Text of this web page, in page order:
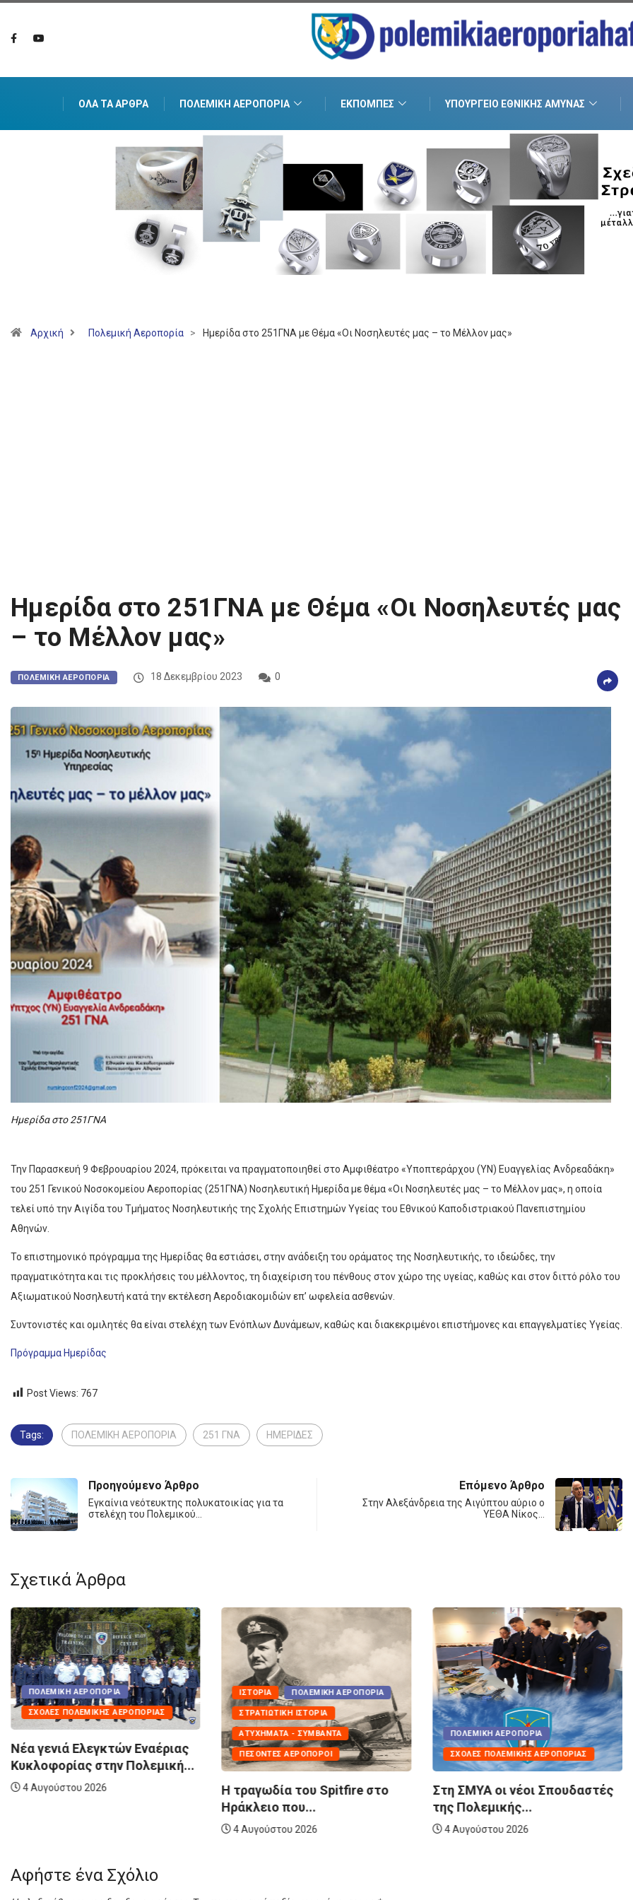
ΌΛΑ ΤΑ ΆΡΘΡΑ ΠΟΛΕΜΙΚΉ ΑΕΡΟΠΟΡΊΑ ΕΚΠΟΜΠΈΣ ΥΠΟΥΡΓΕΊΟ ΕΘΝΙΚΉΣ ΆΜΥΝΑΣ
Αρχική Πολεμική Αεροπορία > Ημερίδα στο 251ΓΝΑ με Θέμα «Οι Νοσηλευτές μας – το Μέλλον μας»
Ημερίδα στο 251ΓΝΑ με Θέμα «Οι Νοσηλευτές μας
– το Μέλλον μας»
ΠΟΛΕΜΙΚΉ ΑΕΡΟΠΟΡΊΑ 18 Δεκεμβρίου 2023 0
Ημερίδα στο 251ΓΝΑ
Την Παρασκευή 9 Φεβρουαρίου 2024, πρόκειται να πραγματοποιηθεί στο Αμφιθέατρο «Υποπτεράρχου (ΥΝ) Ευαγγελίας Ανδρεαδάκη»
του 251 Γενικού Νοσοκομείου Αεροπορίας (251ΓΝΑ) Νοσηλευτική Ημερίδα με θέμα «Οι Νοσηλευτές μας – το Μέλλον μας», η οποία
τελεί υπό την Αιγίδα του Τμήματος Νοσηλευτικής της Σχολής Επιστημών Υγείας του Εθνικού Καποδιστριακού Πανεπιστημίου
Αθηνών.
Το επιστημονικό πρόγραμμα της Ημερίδας θα εστιάσει, στην ανάδειξη του οράματος της Νοσηλευτικής, το ιδεώδες, την
πραγματικότητα και τις προκλήσεις του μέλλοντος, τη διαχείριση του πένθους στον χώρο της υγείας, καθώς και στον διττό ρόλο του
Αξιωματικού Νοσηλευτή κατά την εκτέλεση Αεροδιακομιδών επ’ ωφελεία ασθενών.
Συντονιστές και ομιλητές θα είναι στελέχη των Ενόπλων Δυνάμεων, καθώς και διακεκριμένοι επιστήμονες και επαγγελματίες Υγείας.
Πρόγραμμα Ημερίδας
Post Views: 767
Tags: ΠΟΛΕΜΙΚΗ ΑΕΡΟΠΟΡΙΑ 251 ΓΝΑ ΗΜΕΡΙΔΕΣ
Προηγούμενο Άρθρο
Εγκαίνια νεότευκτης πολυκατοικίας για τα
στελέχη του Πολεμικού…
Επόμενο Άρθρο
Στην Αλεξάνδρεια της Αιγύπτου αύριο ο
ΥΕΘΑ Νίκος…
Σχετικά Άρθρα
ΙΣΤΟΡΊΑ ΠΟΛΕΜΙΚΉ ΑΕΡΟΠΟΡΊΑ
ΣΤΡΑΤΙΩΤΙΚΉ ΙΣΤΟΡΊΑ
ΠΕΣΌΝΤΕΣ ΑΕΡΟΠΌΡΟΙ
Η τραγωδία του Spitfire στο
ΠΟΛΕΜΙΚΉ ΑΕΡΟΠΟΡΊΑ
ΣΧΟΛΈΣ ΠΟΛΕΜΙΚΉΣ ΑΕΡΟΠΟΡΊΑΣ
Στη ΣΜΥΑ οι νέοι Σπουδαστές
της Πολεμικής...
4 Αυγούστου 2026
ΠΟΛΕΜΙΚΉ ΑΕΡΟΠΟΡΊΑ
ΣΧΟΛΈΣ ΠΟΛΕΜΙΚΉΣ ΑΕΡΟΠΟΡΊΑΣ
Νέα γενιά Ελεγκτών Εναέριας
Κυκλοφορίας στην Πολεμική...
4 Αυγούστου 2026
Αφήστε ένα Σχόλιο